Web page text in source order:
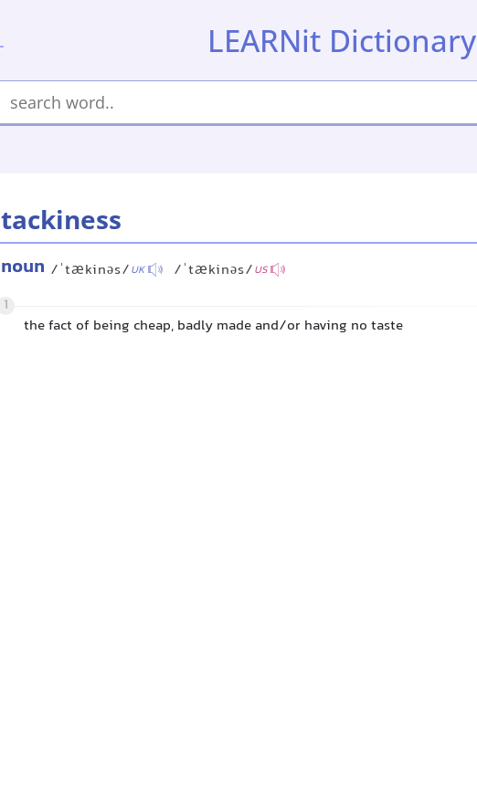
LEARNit Dictionary
tackiness
noun /ˈtækinəs/UK /ˈtækinəs/US
1
the fact of being cheap, badly made and/or having no taste